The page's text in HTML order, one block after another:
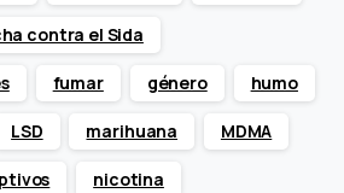
contra el Sida
fumar género humo
LSD marihuana MDMA
nicotina